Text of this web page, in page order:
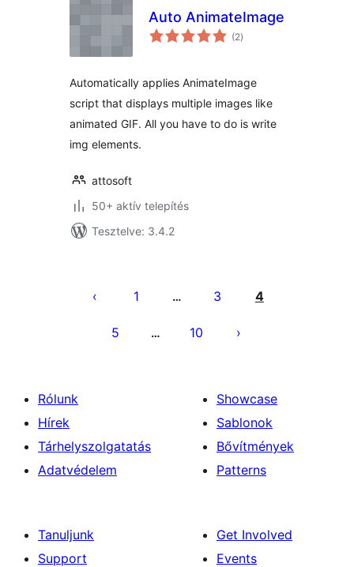
Auto AnimateImage
(2értékelés
összesen
)
Automatically applies AnimateImage
script that displays multiple images like
animated GIF. All you have to do is write
img elements.
attosoft
50+ aktív telepítés
Tesztelve: 3.4.2
lapozása
1 … 3 4
5 … 10
Rólunk
Hírek
Tárhelyszolgatatás
Adatvédelem
Showcase
Sablonok
Bővítmények
Patterns
Tanuljunk
Support
Get Involved
Events